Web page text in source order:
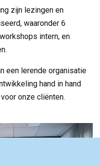
zijn lezingen en
waaronder 6
intern, en
een lerende organisatie
hand in hand
onze cliënten.